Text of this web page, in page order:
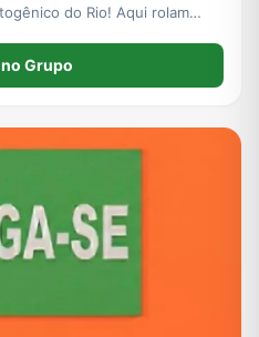
do Rio! Aqui rolam
Grupo